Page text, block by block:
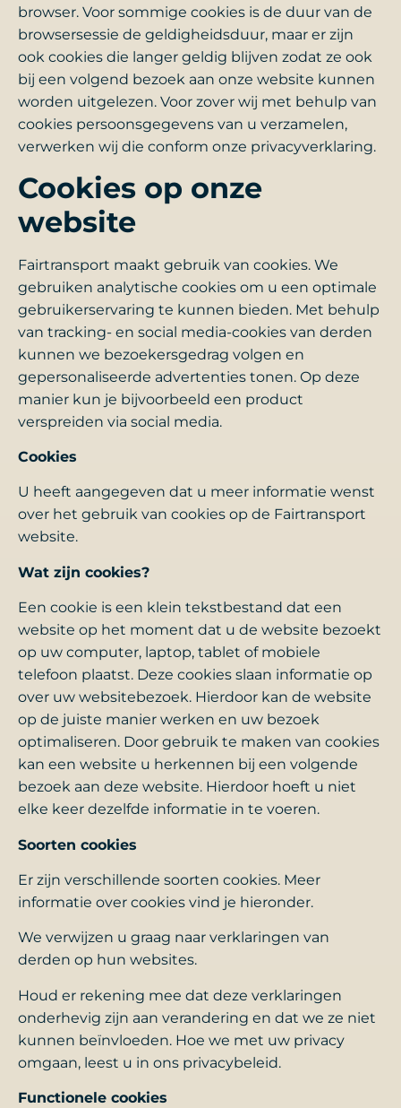
browser. Voor sommige cookies is de duur van de
browsersessie de geldigheidsduur, maar er zijn
ook cookies die langer geldig blijven zodat ze ook
bij een volgend bezoek aan onze website kunnen
worden uitgelezen. Voor zover wij met behulp van
cookies persoonsgegevens van u verzamelen,
verwerken wij die conform onze privacyverklaring.
Cookies op onze
website
Fairtransport maakt gebruik van cookies. We
gebruiken analytische cookies om u een optimale
gebruikerservaring te kunnen bieden. Met behulp
van tracking- en social media-cookies van derden
kunnen we bezoekersgedrag volgen en
gepersonaliseerde advertenties tonen. Op deze
manier kun je bijvoorbeeld een product
verspreiden via social media.
Cookies
U heeft aangegeven dat u meer informatie wenst
over het gebruik van cookies op de Fairtransport
website.
Wat zijn cookies?
Een cookie is een klein tekstbestand dat een
website op het moment dat u de website bezoekt
op uw computer, laptop, tablet of mobiele
telefoon plaatst. Deze cookies slaan informatie op
over uw websitebezoek. Hierdoor kan de website
op de juiste manier werken en uw bezoek
optimaliseren. Door gebruik te maken van cookies
kan een website u herkennen bij een volgende
bezoek aan deze website. Hierdoor hoeft u niet
elke keer dezelfde informatie in te voeren.
Soorten cookies
Er zijn verschillende soorten cookies. Meer
informatie over cookies vind je hieronder.
We verwijzen u graag naar verklaringen van
derden op hun websites.
Houd er rekening mee dat deze verklaringen
onderhevig zijn aan verandering en dat we ze niet
kunnen beïnvloeden. Hoe we met uw privacy
omgaan, leest u in ons privacybeleid.
Functionele cookies